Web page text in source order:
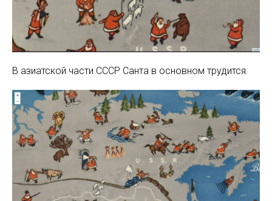
В азиатской части СССР Санта в основном трудится: